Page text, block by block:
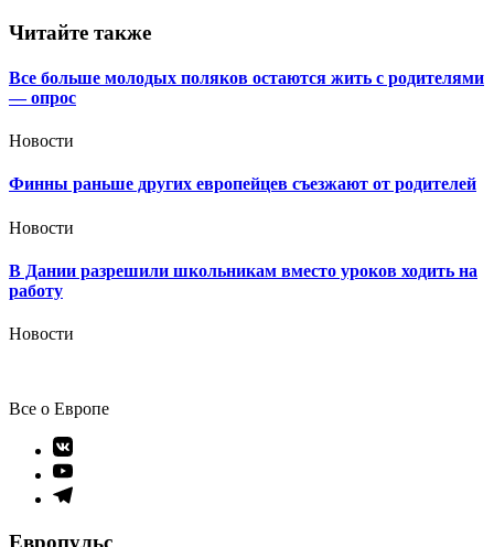
Читайте также
Все больше молодых поляков остаются жить с родителями
— опрос
Новости
Финны раньше других европейцев съезжают от родителей
Новости
В Дании разрешили школьникам вместо уроков ходить на
работу
Новости
Все о Европе
Элемент
меню
Элемент
меню
Элемент
Европульс